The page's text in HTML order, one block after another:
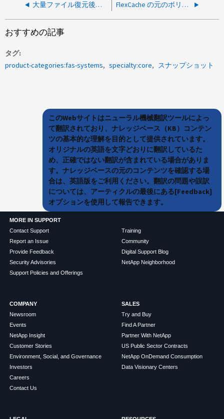
大量ファイル復元後の進行中のクローン スプリットが原因で Snapshot 作成がブロックされる FlexCache の元のボリュームで Snapshot の作成がランダムに失敗する
おすすめの記事
タグ
product-categories:fas-systems
specialty:core スナップショット
このWebサイトはニューラル機械翻訳ツールによっ
て翻訳されており、ナレッジベース（KB）コンテン
ツの基本的な理解を目的として提供されています。
オリジナルの英語を文字どおりに翻訳しているた
め、正確ではない翻訳が含まれている場合がありま
す。ナレッジベースの元のコンテンツを確認する場
合は、英語版をご利用ください。翻訳の問題や誤訳
については、アーティクルの最後にある[Feedback]
オプションを使用して報告できます。
MORE IN SUPPORT
Contact Support
Report an Issue
Provide Feedback
Security Advisories
Support Policies and Offerings
Training
Community
Digital Support Blog
NetApp Neighborhood
COMPANY
Newsroom
Events
NetApp Insight
Customer Stories
Environment, Social, and Governance
Investors
Careers
Contact Us
SALES
Try and Buy
Find A Partner
Partner With NetApp
US Public Sector Contracts
NetApp OnDemand Consumption
Data Visionary Centers